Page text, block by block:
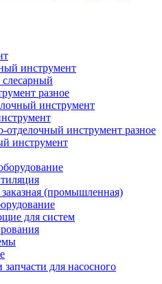
инструмент
разное
инструмент
отделочный инструмент разное
инструмент
(промышленная)
для систем
для насосного